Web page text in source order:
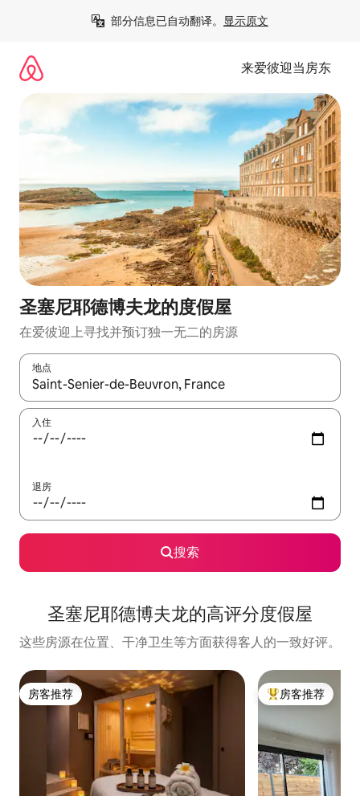
部分信息已自动翻译。 显示原文
来爱彼迎当房东
圣塞尼耶德博夫龙的度假屋
在爱彼迎上寻找并预订独一无二的房源
地点
如有搜索结果，请使用上下方向键查看，或通过点击或滑动手势
入住
退房
搜索
圣塞尼耶德博夫龙的高评分度假屋
这些房源在位置、干净卫生等方面获得客人的一致好评。
房客推荐
房客推荐 热门「房客推荐」
房客推荐